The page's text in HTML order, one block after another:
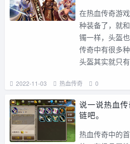
在热血传奇游
种装备了，就
镯一样，头盔
传奇中有很多
头盔其实就只有
2022-11-03 热血传奇 0
说一说热血
链吧。
热血传奇中的